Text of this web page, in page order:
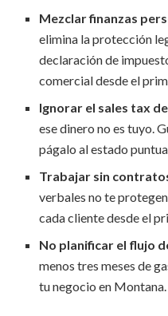
Mezclar finanzas
elimina la protección
declaración de
comercial desde el
Ignorar el sales tax
ese dinero no es tuyo.
págalo al estado
Trabajar sin
verbales no te
cada cliente desde el
No planificar el flujo
menos tres meses de
tu negocio en Montana.